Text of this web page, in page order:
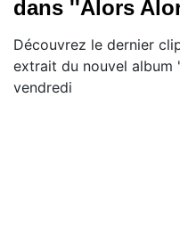
dans ''Alors
Découvrez le dernier
extrait du nouvel album
vendredi